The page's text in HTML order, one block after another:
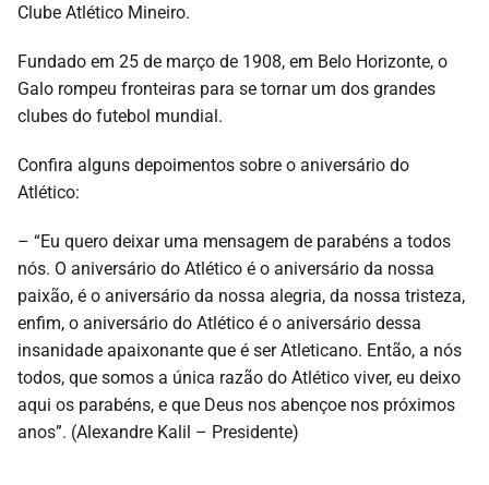
Clube Atlético Mineiro.
Fundado em 25 de março de 1908, em Belo Horizonte, o
Galo rompeu fronteiras para se tornar um dos grandes
clubes do futebol mundial.
Confira alguns depoimentos sobre o aniversário do
Atlético:
– “Eu quero deixar uma mensagem de parabéns a todos
nós. O aniversário do Atlético é o aniversário da nossa
paixão, é o aniversário da nossa alegria, da nossa tristeza,
enfim, o aniversário do Atlético é o aniversário dessa
insanidade apaixonante que é ser Atleticano. Então, a nós
todos, que somos a única razão do Atlético viver, eu deixo
aqui os parabéns, e que Deus nos abençoe nos próximos
anos”. (Alexandre Kalil – Presidente)